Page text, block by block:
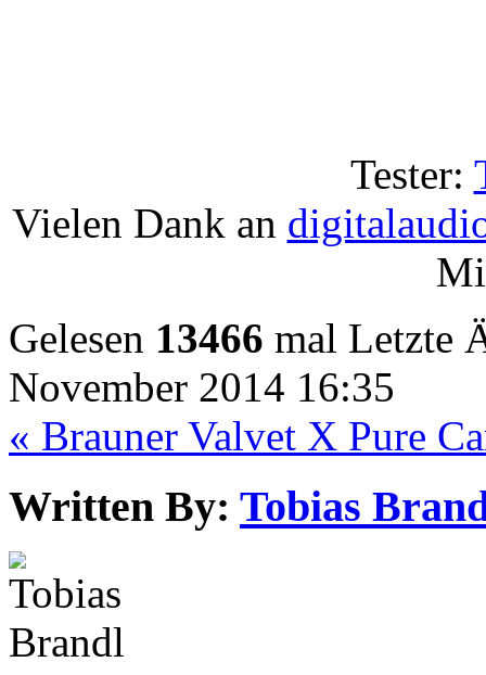
Tester:
Vielen Dank an
Gelesen 13466 mal Letzte
November 2014 16:35
« Brauner Valvet X Pure
Written By: Tobias